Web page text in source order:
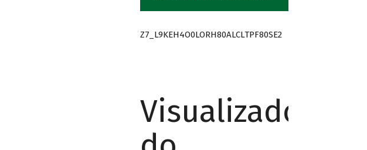
Z7_L9KEH4O0LORH80ALCLTPF80SE2
Visualizador